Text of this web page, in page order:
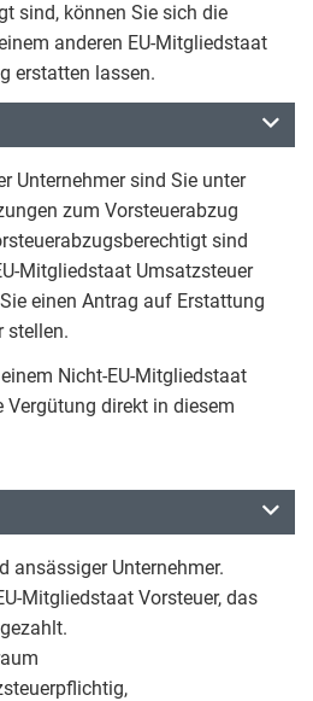
sind, können Sie sich die
anderen EU-Mitgliedstaat
erstatten lassen.
Unternehmer sind Sie unter
zum Vorsteuerabzug
sind
Mitgliedstaat Umsatzsteuer
einen Antrag auf Erstattung
stellen.
Nicht-EU-Mitgliedstaat
Vergütung direkt in diesem
ansässiger Unternehmer.
Mitgliedstaat Vorsteuer, das